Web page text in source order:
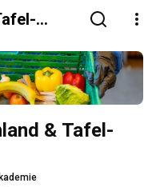
& Tafel-